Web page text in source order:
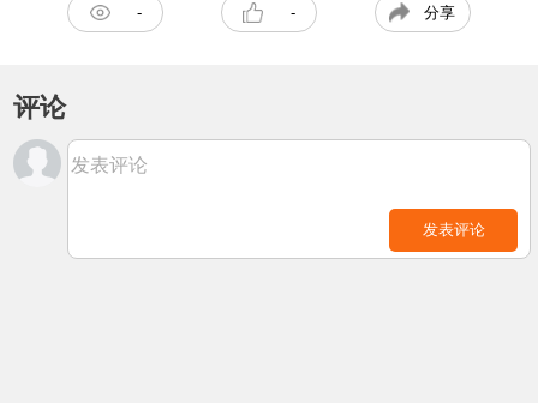
- - 分享
评论
发表评论
发表评论